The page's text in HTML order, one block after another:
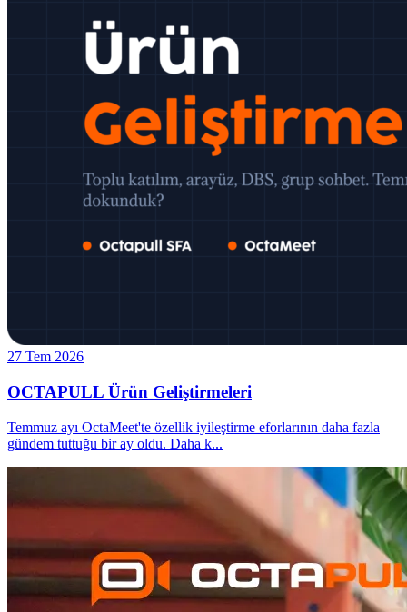
27 Tem 2026
OCTAPULL Ürün Geliştirmeleri
Temmuz ayı OctaMeet'te özellik iyileştirme eforlarının daha fazla
gündem tuttuğu bir ay oldu. Daha k...